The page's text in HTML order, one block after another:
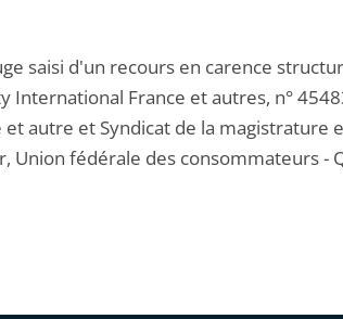
saisi d'un recours en carence
International France et autres, n°
autre et Syndicat de la magistrature
Union fédérale des consommateurs -